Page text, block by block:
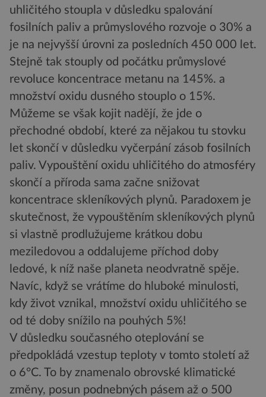
uhličitého stoupla v důsledku spalování
fosilních paliv a průmyslového rozvoje o 30% a
je na nejvyšší úrovni za posledních 450 000 let.
Stejně tak stouply od počátku průmyslové
revoluce koncentrace metanu na 145%. a
množství oxidu dusného stouplo o 15%.
Můžeme se však kojit nadějí, že jde o
přechodné období, které za nějakou tu stovku
let skončí v důsledku vyčerpání zásob fosilních
paliv. Vypouštění oxidu uhličitého do atmosféry
skončí a příroda sama začne snižovat
koncentrace skleníkových plynů. Paradoxem je
skutečnost, že vypouštěním skleníkových plynů
si vlastně prodlužujeme krátkou dobu
meziledovou a oddalujeme příchod doby
ledové, k níž naše planeta neodvratně spěje.
Navíc, když se vrátíme do hluboké minulosti,
kdy život vznikal, množství oxidu uhličitého se
od té doby snížilo na pouhých 5%!
V důsledku současného oteplování se
předpokládá vzestup teploty v tomto století až
o 6°C. To by znamenalo obrovské klimatické
změny, posun podnebných pásem až o 500